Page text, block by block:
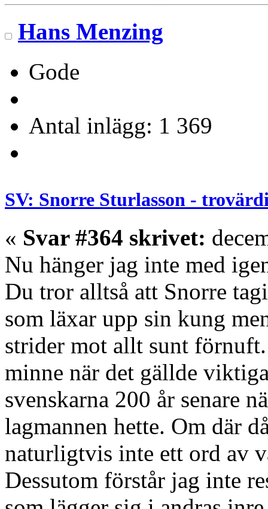
Hans Menzing
Gode
Antal inlägg: 1 369
SV: Snorre Sturlasson -
« Svar #364 skrivet:
Nu hänger jag inte med
Du tror alltså att Snorre
som läxar upp sin kung
strider mot allt sunt
minne när det gällde
svenskarna 200 år senare
lagmannen hette. Om där
naturligtvis inte ett ord av
Dessutom förstår jag inte